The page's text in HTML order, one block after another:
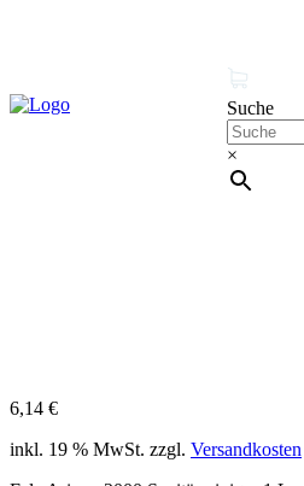
Suche
×
6,14 €
inkl. 19 % MwSt. zzgl. Versandkosten